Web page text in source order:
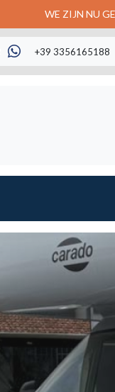
WE ZIJN NU
+39 3356165188